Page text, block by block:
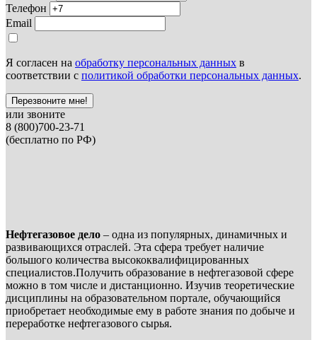
Телефон
Email
Я согласен на обработку персональных данных в
соответствии с политикой обработки персональных данных.
Перезвоните мне!
или звоните
8 (800)700-23-71
(бесплатно по РФ)
Нефтегазовое дело – одна из популярных, динамичных и
развивающихся отраслей. Эта сфера требует наличие
большого количества высококвалифицированных
специалистов.Получить образование в нефтегазовой сфере
можно в том числе и дистанционно. Изучив теоретические
дисциплины на образовательном портале, обучающийся
приобретает необходимые ему в работе знания по добыче и
переработке нефтегазового сырья.